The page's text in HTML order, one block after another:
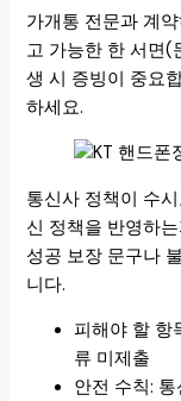
가개통 전문과 계
고 가능한 한 서면(
생 시 증빙이 중요
하세요.
통신사 정책이 수
신 정책을 반영하
성공 보장 문구나
니다.
피해야 할 항
류 미제출
안전 수칙: